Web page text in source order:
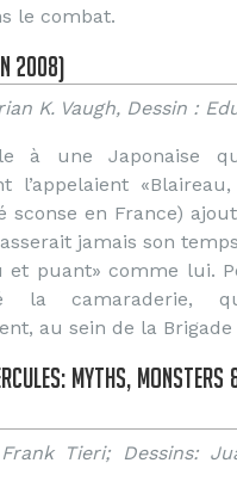
le combat.
2008)
K. Vaugh, Dessin :
à une Japonaise
l’appelaient
sconse en France)
jamais son
et puant» comme lui.
la camaraderie,
au sein de la
Myths, Monsters
Tieri; Dessins: